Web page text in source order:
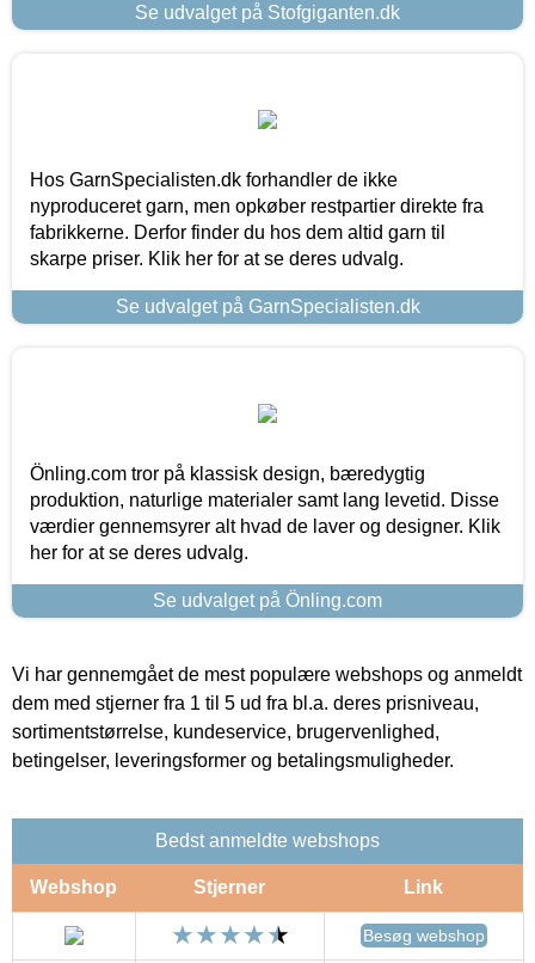
Se udvalget på Stofgiganten.dk
Hos GarnSpecialisten.dk forhandler de ikke
nyproduceret garn, men opkøber restpartier direkte fra
fabrikkerne. Derfor finder du hos dem altid garn til
skarpe priser. Klik her for at se deres udvalg.
Se udvalget på GarnSpecialisten.dk
Önling.com tror på klassisk design, bæredygtig
produktion, naturlige materialer samt lang levetid. Disse
værdier gennemsyrer alt hvad de laver og designer. Klik
her for at se deres udvalg.
Se udvalget på Önling.com
Vi har gennemgået de mest populære webshops og anmeldt
dem med stjerner fra 1 til 5 ud fra bl.a. deres prisniveau,
sortimentstørrelse, kundeservice, brugervenlighed,
betingelser, leveringsformer og betalingsmuligheder.
Bedst anmeldte webshops
Webshop Stjerner Link
Besøg webshop